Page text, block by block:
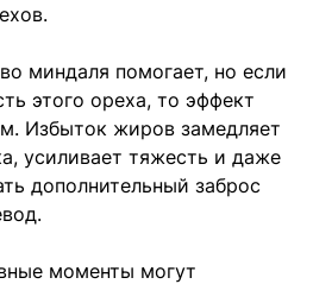
миндаля помогает, но если
этого ореха, то эффект
Избыток жиров замедляет
усиливает тяжесть и даже
дополнительный заброс
моменты могут